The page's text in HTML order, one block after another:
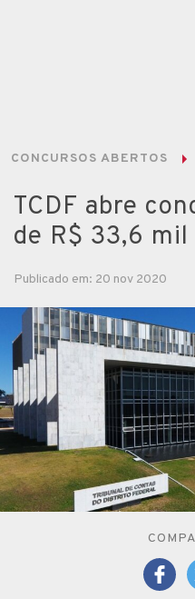
CONCURSOS ABERTOS
TCDF abre
de R$ 33,6 mil
Publicado em: 20 nov 2020